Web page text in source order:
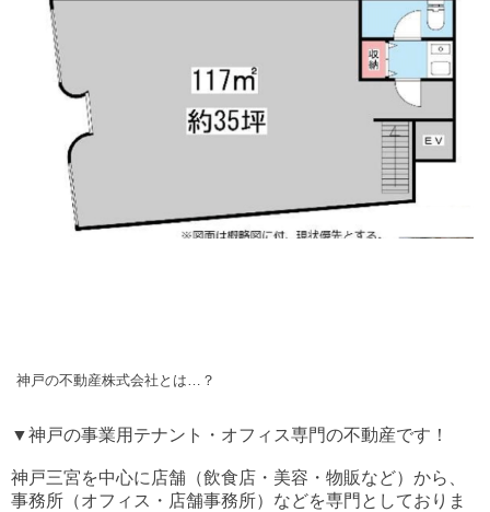
神戸の不動産株式会社とは…？
▼神戸の事業用テナント・オフィス専門の不動産です！
神戸三宮を中心に店舗（飲食店・美容・物販など）から、
事務所（オフィス・店舗事務所）などを専門としておりま